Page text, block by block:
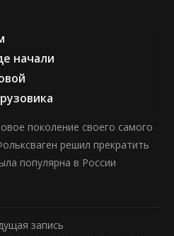
начали
поколение своего самого
решил прекратить
популярна в России
запись